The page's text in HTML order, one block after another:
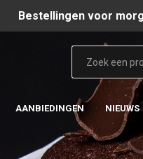
Bestellingen voor
AANBIEDINGEN NIEUWS